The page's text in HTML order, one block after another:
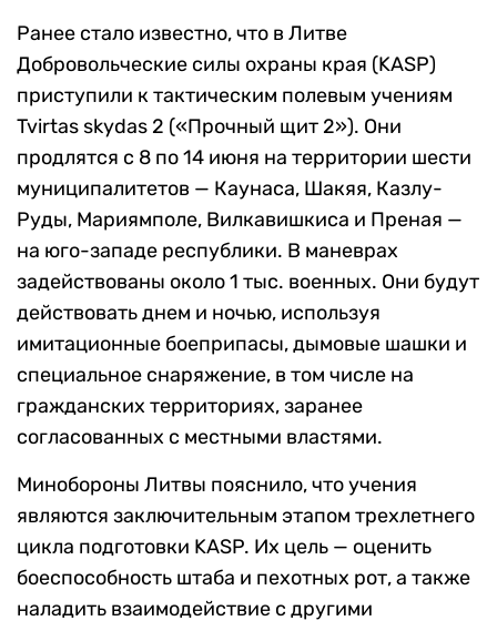
Ранее стало известно, что в Литве
Добровольческие силы охраны края (KASP)
приступили к тактическим полевым учениям
Tvirtas skydas 2 («Прочный щит 2»). Они
продлятся с 8 по 14 июня на территории шести
муниципалитетов — Каунаса, Шакяя, Казлу-
Руды, Мариямполе, Вилкавишкиса и Преная —
на юго-западе республики. В маневрах
задействованы около 1 тыс. военных. Они будут
действовать днем и ночью, используя
имитационные боеприпасы, дымовые шашки и
специальное снаряжение, в том числе на
гражданских территориях, заранее
согласованных с местными властями.
Минобороны Литвы пояснило, что учения
являются заключительным этапом трехлетнего
цикла подготовки KASP. Их цель — оценить
боеспособность штаба и пехотных рот, а также
наладить взаимодействие с другими